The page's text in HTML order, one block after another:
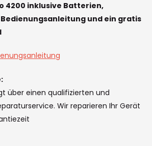
4200 inklusive Batterien,
und ein gratis
über einen qualifizierten und
Wir reparieren Ihr Gerät